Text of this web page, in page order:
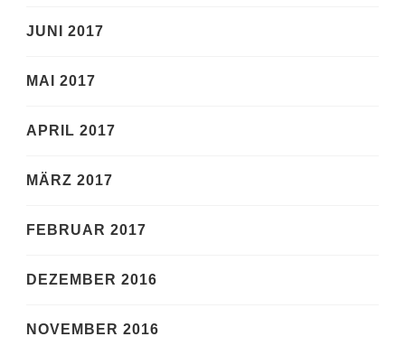
JUNI 2017
MAI 2017
APRIL 2017
MÄRZ 2017
FEBRUAR 2017
DEZEMBER 2016
NOVEMBER 2016